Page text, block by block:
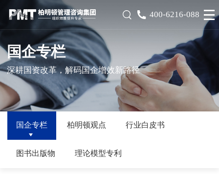
400-6216-088
国企专栏
深耕国资改革，解码国企增效新路径
国企专栏 柏明顿观点 行业白皮书
图书出版物 理论模型专利